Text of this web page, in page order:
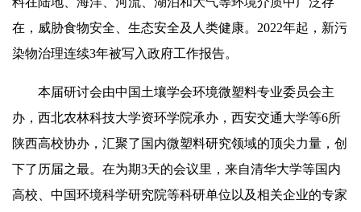
在，威胁食物安全、生态安全及人类健康。2022年起，新污
染物治理连续3年被写入政府工作报告。
本届研讨会由中国土壤学会环境微塑料专业委员会主
办，西北农林科技大学资环学院承办，西安交通大学等6所
陕西高校协办，汇聚了国内微塑料研究领域的顶尖力量，创
下了历届之最。在为期3天的会议里，来自清华大学等国内
高校、中国环境科学研究院等科研单位以及相关企业的专家